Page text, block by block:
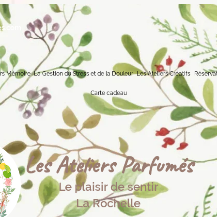
Mémoire La Gestion du Stress et de la Douleur Les Ateliers Créatifs
Carte cadeau
Les Ateliers P​arfumés
Le plaisir de sentir​​
La Rochelle